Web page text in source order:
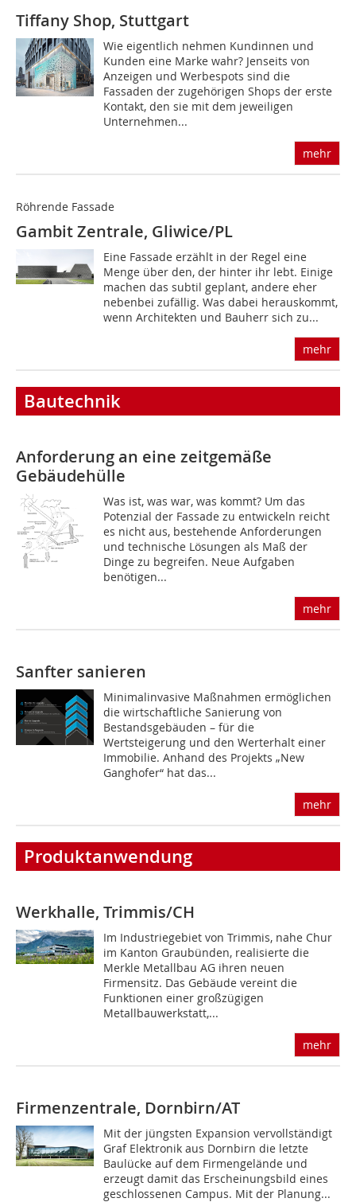
Tiffany Shop, Stuttgart
Wie eigentlich nehmen Kundinnen und
Kunden eine Marke wahr? Jenseits von
Anzeigen und Werbespots sind die
Fassaden der zugehörigen Shops der erste
Kontakt, den sie mit dem jeweiligen
Unternehmen...
mehr
Röhrende Fassade
Gambit Zentrale, Gliwice/PL
Eine Fassade erzählt in der Regel eine
Menge über den, der hinter ihr lebt. Einige
machen das subtil geplant, andere eher
nebenbei zufällig. Was dabei herauskommt,
wenn Architekten und Bauherr sich zu...
mehr
Bautechnik
Anforderung an eine zeitgemäße
Gebäudehülle
Was ist, was war, was kommt? Um das
Potenzial der Fassade zu entwickeln reicht
es nicht aus, bestehende Anforderungen
und technische Lösungen als Maß der
Dinge zu begreifen. Neue Aufgaben
benötigen...
mehr
Sanfter sanieren
Minimalinvasive Maßnahmen ermöglichen
die wirtschaftliche Sanierung von
Bestandsgebäuden – für die
Wertsteigerung und den Werterhalt einer
Immobilie. Anhand des Projekts „New
Ganghofer“ hat das...
mehr
Produktanwendung
Werkhalle, Trimmis/CH
Im Industriegebiet von Trimmis, nahe Chur
im Kanton Graubünden, realisierte die
Merkle Metallbau AG ihren neuen
Firmensitz. Das Gebäude vereint die
Funktionen einer großzügigen
Metallbauwerkstatt,...
mehr
Firmenzentrale, Dornbirn/AT
Mit der jüngsten Expansion vervollständigt
Graf Elektronik aus Dornbirn die letzte
Baulücke auf dem Firmengelände und
erzeugt damit das Erscheinungsbild eines
geschlossenen Campus. Mit der Planung...